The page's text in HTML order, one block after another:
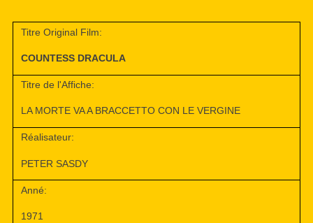
Titre Original Film:
COUNTESS DRACULA
Titre de l'Affiche:
LA MORTE VA A BRACCETTO CON LE VERGINE
Réalisateur:
PETER SASDY
Anné:
1971